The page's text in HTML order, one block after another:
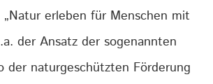
erleben für Menschen mit
der Ansatz der sogenannten
der naturgeschützten Förderung